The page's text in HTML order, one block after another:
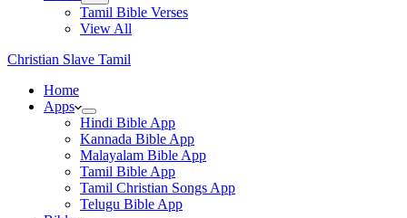
Tamil Bible Verses
View All
Christian Slave Tamil
Home
Apps
Hindi Bible App
Kannada Bible App
Malayalam Bible App
Tamil Bible App
Tamil Christian Songs App
Telugu Bible App